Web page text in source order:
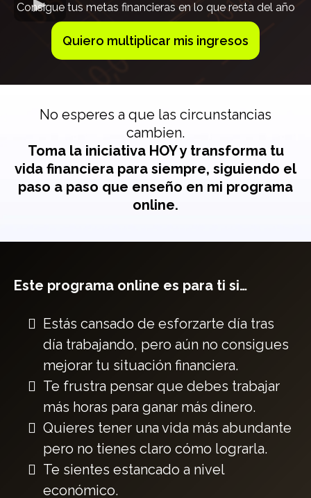
Consigue tus metas financieras en lo que resta del año
Quiero multiplicar mis ingresos
No esperes a que las circunstancias
cambien.
Toma la iniciativa HOY y transforma tu
vida financiera para siempre, siguiendo el
paso a paso que enseño en mi programa
online.
Este programa online es para ti si…
Estás cansado de esforzarte día tras
día trabajando, pero aún no consigues
mejorar tu situación financiera.
Te frustra pensar que debes trabajar
más horas para ganar más dinero.
Quieres tener una vida más abundante
pero no tienes claro cómo lograrla.
Te sientes estancado a nivel
económico.